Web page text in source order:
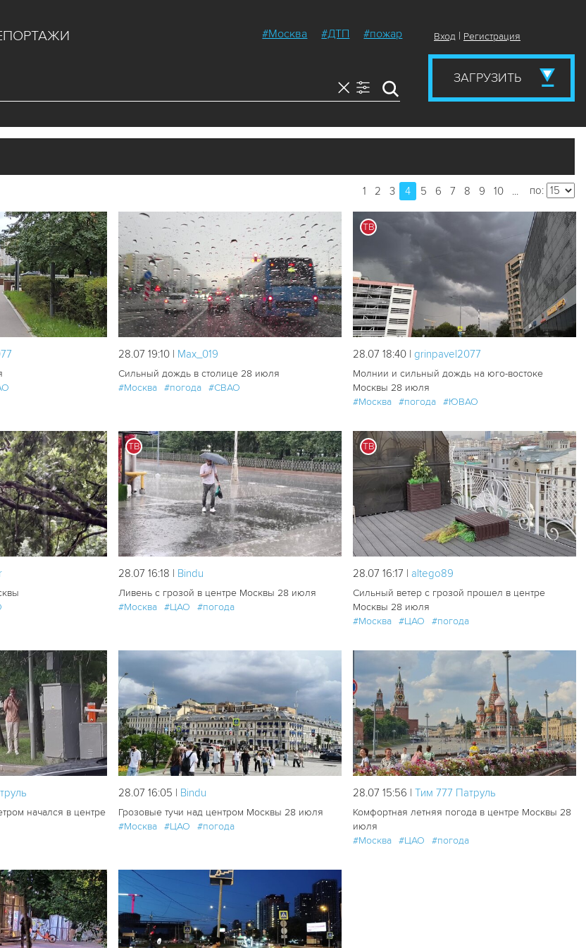
#Москва #ДТП #пожар Вход | Регистрация
ЗАГРУЗИТЬ
по:
1 2 3 4 5 6 7 8 9 10 ...
59 0 62 0
28.07 19:10 | Мах_019
Сильный дождь в столице 28 июля
#Москва #погода #СВАО
ТВ
71 2
28.07 18:40 | grinpavel2077
Молнии и сильный дождь на юго-востоке
Москвы 28 июля
#Москва #погода #ЮВАО
50
ТВ
28.07 16:18 | Bindu
Ливень с грозой в центре Москвы 28 июля
#Москва #ЦАО #погода
ТВ
69
28.07 16:17 | altego89
Сильный ветер с грозой прошел в центре
Москвы 28 июля
#Москва #ЦАО #погода
69 3
начался в центре
0
28.07 16:05 | Bindu
Грозовые тучи над центром Москвы 28 июля
#Москва #ЦАО #погода
28.07 15:56 | Tим 777 Патруль
Комфортная летняя погода в центре Москвы 28
июля
#Москва #ЦАО #погода